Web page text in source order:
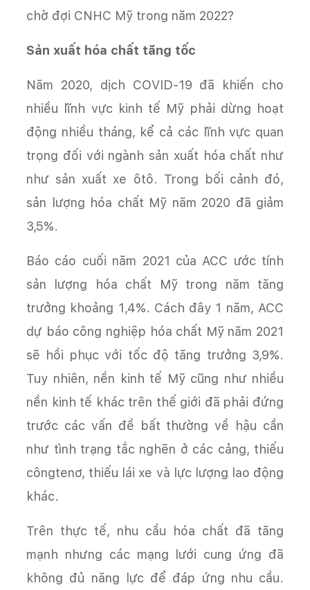
chờ đợi CNHC Mỹ trong năm 2022?
Sản xuất hóa chất tăng tốc
Năm 2020, dịch COVID-19 đã khiến cho
nhiều lĩnh vực kinh tế Mỹ phải dừng hoạt
động nhiều tháng, kể cả các lĩnh vực quan
trọng đối với ngành sản xuất hóa chất như
như sản xuất xe ôtô. Trong bối cảnh đó,
sản lượng hóa chất Mỹ năm 2020 đã giảm
3,5%.
Báo cáo cuối năm 2021 của ACC ước tính
sản lượng hóa chất Mỹ trong năm tăng
trưởng khoảng 1,4%. Cách đây 1 năm, ACC
dự báo công nghiệp hóa chất Mỹ năm 2021
sẽ hồi phục với tốc độ tăng trưởng 3,9%.
Tuy nhiên, nền kinh tế Mỹ cũng như nhiều
nền kinh tế khác trên thế giới đã phải đứng
trước các vấn đề bất thường về hậu cần
như tình trạng tắc nghẽn ở các cảng, thiếu
côngtenơ, thiếu lái xe và lực lượng lao động
khác.
Trên thực tế, nhu cầu hóa chất đã tăng
mạnh nhưng các mạng lưới cung ứng đã
không đủ năng lực để đáp ứng nhu cầu.